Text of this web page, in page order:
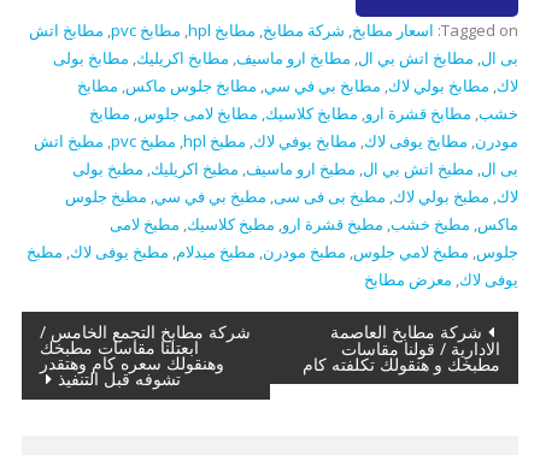
Tagged on: اسعار مطابخ, شركة مطابخ, مطابخ hpl , مطابخ pvc , مطابخ اتش
بى ال, مطابخ اتش بي ال, مطابخ ارو ماسيف, مطابخ اكريليك, مطابخ بولى
لاك, مطابخ بولي لاك, مطابخ بي في سي, مطابخ جلوس ماكس, مطابخ
خشب, مطابخ قشرة ارو, مطابخ كلاسيك, مطابخ لامى جلوس, مطابخ
مودرن, مطابخ يوفى لاك, مطابخ يوفي لاك, مطبخ hpl , مطبخ pvc , مطبخ اتش
بى ال, مطبخ اتش بي ال, مطبخ ارو ماسيف, مطبخ اكريليك, مطبخ بولى
لاك, مطبخ بولي لاك, مطبخ بى فى سى, مطبخ بي في سي, مطبخ جلوس
ماكس, مطبخ خشب, مطبخ قشرة ارو, مطبخ كلاسيك, مطبخ لامى
جلوس, مطبخ لامي جلوس, مطبخ مودرن, مطبخ ميدلام, مطبخ يوفى لاك, مطبخ
يوفى لاك, معرض مطابخ
تصفّح
المقالات
شركة مطابخ العاصمة
الادارية / قولنا مقاسات
مطبخك و هنقولك تكلفته كام
شركة مطابخ التجمع الخامس /
ابعتلنا مقاسات مطبخك
وهنقولك سعره كام وهتقدر
تشوفه قبل التنفيذ